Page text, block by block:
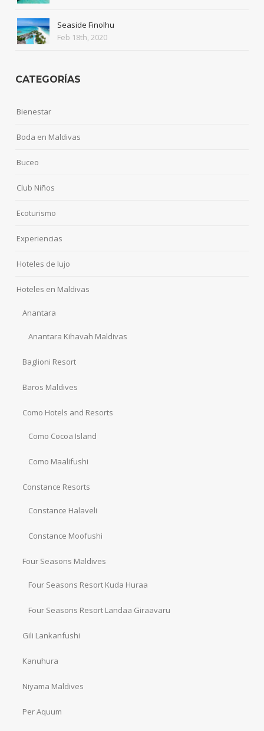
Seaside Finolhu
Feb 18th, 2020
CATEGORÍAS
Bienestar
Boda en Maldivas
Buceo
Club Niños
Ecoturismo
Experiencias
Hoteles de lujo
Hoteles en Maldivas
Anantara
Anantara Kihavah Maldivas
Baglioni Resort
Baros Maldives
Como Hotels and Resorts
Como Cocoa Island
Como Maalifushi
Constance Resorts
Constance Halaveli
Constance Moofushi
Four Seasons Maldives
Four Seasons Resort Kuda Huraa
Four Seasons Resort Landaa Giraavaru
Gili Lankanfushi
Kanuhura
Niyama Maldives
Per Aquum